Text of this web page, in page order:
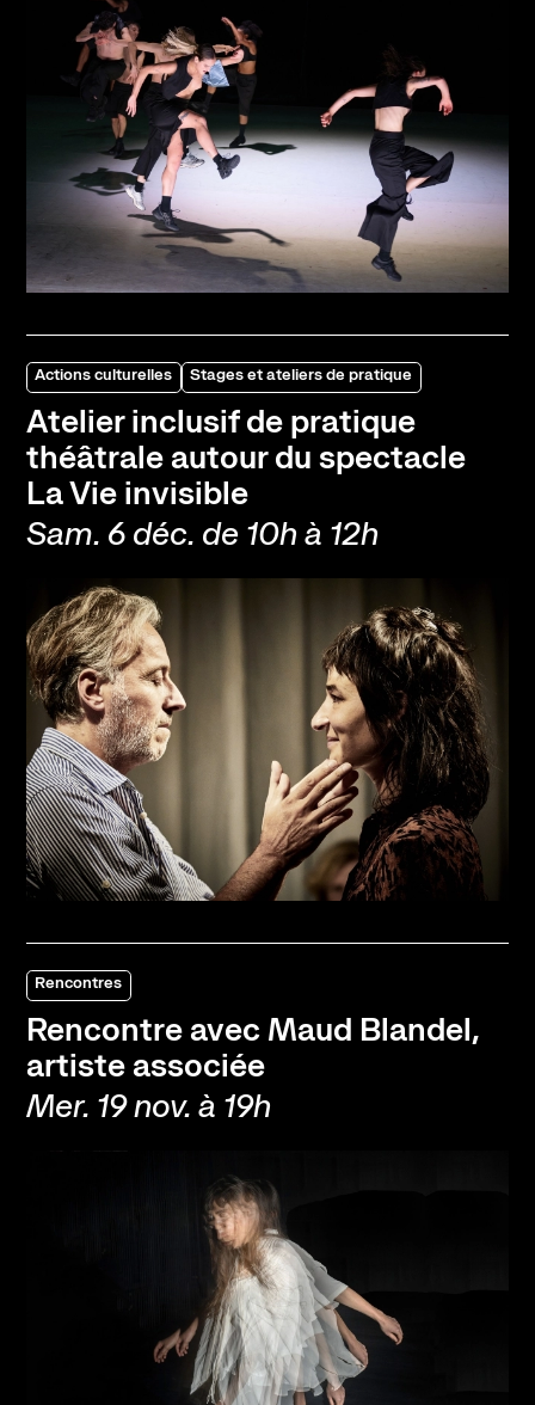
Actions culturelles Stages et ateliers de pratique
Atelier inclusif de pratique
théâtrale autour du spectacle
La Vie invisible
Sam. 6 déc. de 10h à 12h
Rencontres
Rencontre avec Maud Blandel,
artiste associée
Mer. 19 nov. à 19h